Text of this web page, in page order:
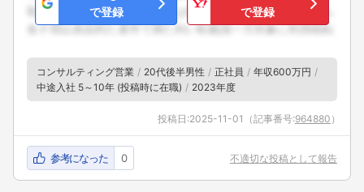
で登録
で登録
コンサルティング営業 20代後半男性 正社員
年収600万円
中途入社 5～10年 (投稿時に在職)
2023年度
投稿日:2025-11-01 （記事番号:964880 ）
参考になった 0 不適切な投稿として報告